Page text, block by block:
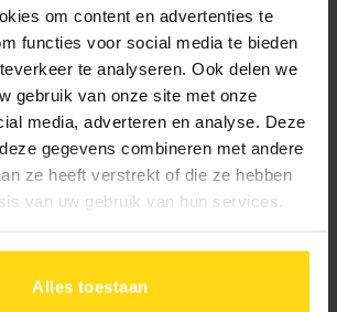
om content en advertenties te
functies voor social media te bieden
te analyseren. Ook delen we
gebruik van onze site met onze
media, adverteren en analyse. Deze
gegevens combineren met andere
ze heeft verstrekt of die ze hebben
van uw gebruik van hun services.
Alles toestaan
contact met ons op